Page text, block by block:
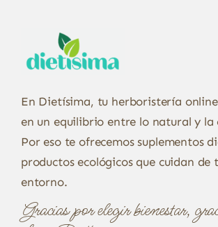
En Dietísima, tu herboristería
en un equilibrio entre lo natural y la
Por eso te ofrecemos suplementos
productos ecológicos que cuidan de
entorno.
Gracias por elegir bienestar,